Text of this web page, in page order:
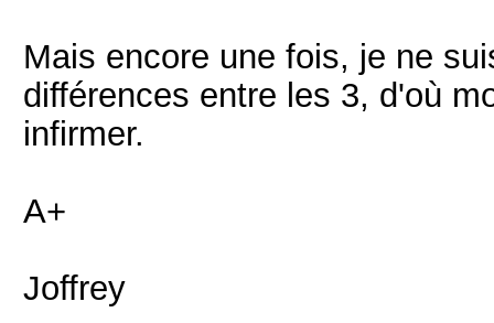
Mais encore une fois, je ne
différences entre les 3, d'où
infirmer.
A+
Joffrey